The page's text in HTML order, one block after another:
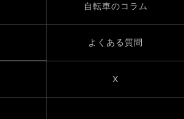
自転車のコラム
よくある質問
X